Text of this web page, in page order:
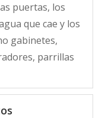
puertas, los
que cae y los
gabinetes,
parrillas